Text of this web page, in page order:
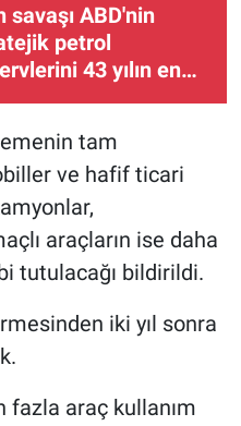
savaşı ABD'nin
petrol
43 yılın en
seviyesine çekti
tam
ve hafif ticari
araçların ise daha
tutulacağı bildirildi.
iki yıl sonra
fazla araç kullanım